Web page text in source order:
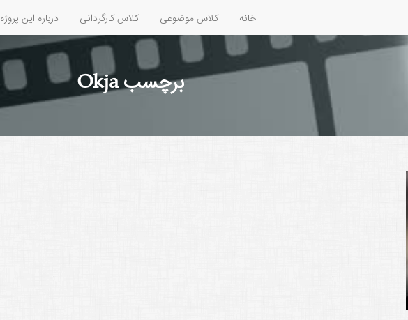
خانه کلاس موضوعی کلاس کارگردانی درباره این پروژه
برچسب Okja